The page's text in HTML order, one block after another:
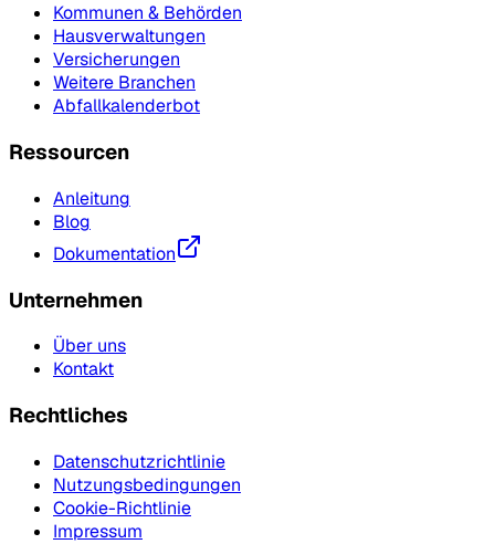
Kommunen & Behörden
Hausverwaltungen
Versicherungen
Weitere Branchen
Abfallkalenderbot
Ressourcen
Anleitung
Blog
Dokumentation
Unternehmen
Über uns
Kontakt
Rechtliches
Datenschutzrichtlinie
Nutzungsbedingungen
Cookie-Richtlinie
Impressum